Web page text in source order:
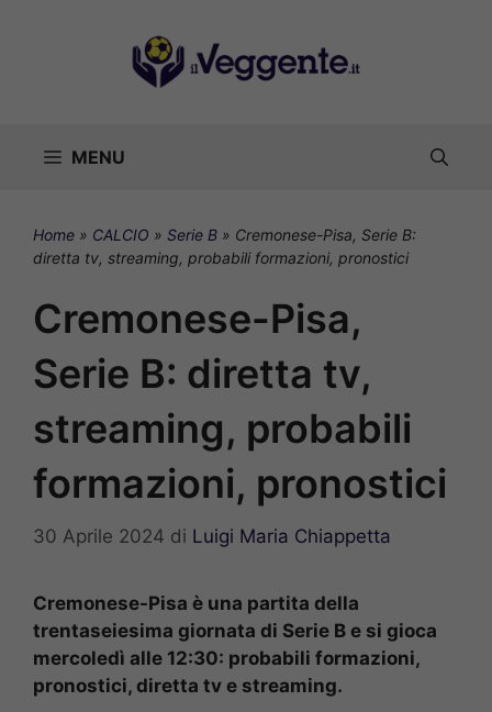
MENU
Home » CALCIO » Serie B » Cremonese-Pisa, Serie B:
diretta tv, streaming, probabili formazioni, pronostici
Cremonese-Pisa,
Serie B: diretta tv,
streaming, probabili
formazioni, pronostici
30 Aprile 2024 di Luigi Maria Chiappetta
Cremonese-Pisa è una partita della
trentaseiesima giornata di Serie B e si gioca
mercoledì alle 12:30: probabili formazioni,
pronostici, diretta tv e streaming.